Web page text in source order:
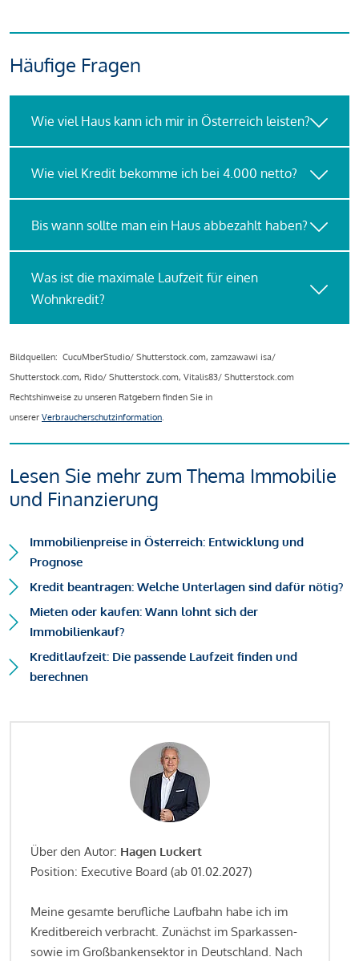
Häufige Fragen
Wie viel Haus kann ich mir in Österreich leisten?
Wie viel Kredit bekomme ich bei 4.000 netto?
Bis wann sollte man ein Haus abbezahlt haben?
Was ist die maximale Laufzeit für einen
Wohnkredit?
Bildquellen: CucuMberStudio/ Shutterstock.com, zamzawawi isa/
Shutterstock.com, Rido/ Shutterstock.com, Vitalis83/ Shutterstock.com
Rechtshinweise zu unseren Ratgebern finden Sie in
unserer Verbraucherschutzinformation.
Lesen Sie mehr zum Thema Immobilie
und Finanzierung
Immobilienpreise in Österreich: Entwicklung und
Prognose
Kredit beantragen: Welche Unterlagen sind dafür nötig?
Mieten oder kaufen: Wann lohnt sich der
Immobilienkauf?
Kreditlaufzeit: Die passende Laufzeit finden und
berechnen
Über den Autor: Hagen Luckert
Position: Executive Board (ab 01.02.2027)
Meine gesamte berufliche Laufbahn habe ich im
Kreditbereich verbracht. Zunächst im Sparkassen-
sowie im Großbankensektor in Deutschland. Nach